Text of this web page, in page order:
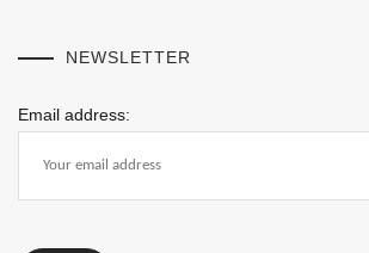
NEWSLETTER
Email address: